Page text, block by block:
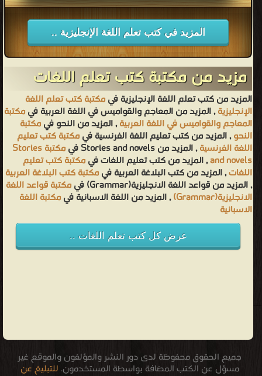
المزيد في كتب تعلم اللغة الإنجليزية ..
مزيد من مكتبة كتب تعلم اللغات
المزيد من كتب تعلم اللغة الإنجليزية فيمكتبة كتب تعلم اللغة
الإنجليزية, المزيد من المعاجم والقواميس في اللغة العربية فيمكتبة
المعاجم والقواميس في اللغة العربية, المزيد من النحو فيمكتبة
النحو, المزيد من كتب تعليم اللغة الفرنسية فيمكتبة كتب تعليم
اللغة الفرنسية, المزيد من Stories and novels في مكتبة Stories
and novels, المزيد من كتب تعليم اللغات فيمكتبة كتب تعليم
اللغات, المزيد من كتب البلاغة العربية فيمكتبة كتب البلاغة العربية
, المزيد من قواعد اللغة الانجليزية(Grammar) في مكتبة قواعد اللغة
الانجليزية(Grammar) , المزيد من اللغة الاسبانية فيمكتبة اللغة
الاسبانية
عرض كل كتب تعلم اللغات ..
جميع الحقوق محفوظة لدى دور النشر والمؤلفون والموقع غير
مسؤل عن الكتب المضافة بواسطة المستخدمون. للتبليغ عن